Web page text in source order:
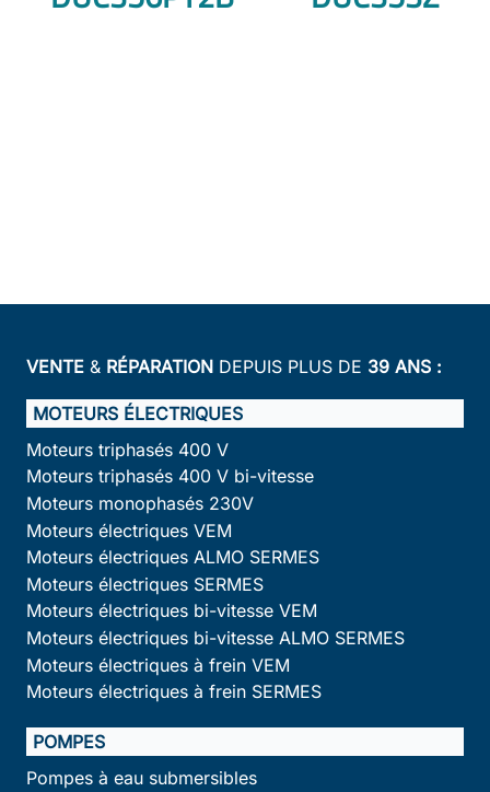
VENTE & RÉPARATION DEPUIS PLUS DE 39 ANS :
MOTEURS ÉLECTRIQUES
Moteurs triphasés 400 V
Moteurs triphasés 400 V bi-vitesse
Moteurs monophasés 230V
Moteurs électriques VEM
Moteurs électriques ALMO SERMES
Moteurs électriques SERMES
Moteurs électriques bi-vitesse VEM
Moteurs électriques bi-vitesse ALMO SERMES
Moteurs électriques à frein VEM
Moteurs électriques à frein SERMES
POMPES
Pompes à eau submersibles